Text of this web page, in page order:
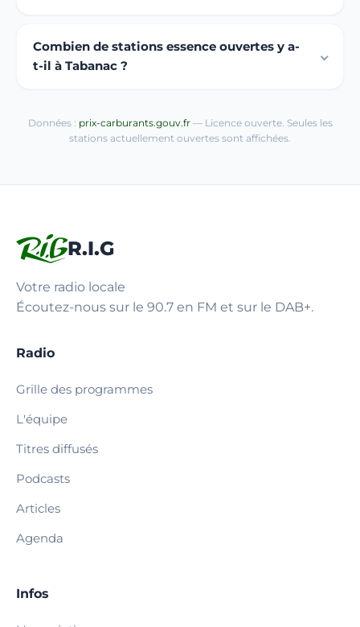
Combien de stations essence ouvertes y a-
t-il à Tabanac ?
Données : prix-carburants.gouv.fr— Licence ouverte. Seules les
stations actuellement ouvertes sont affichées.
R.I.G
Votre radio locale
Écoutez-nous sur le 90.7 en FM et sur le DAB+.
Radio
Grille des programmes
L'équipe
Titres diffusés
Podcasts
Articles
Agenda
Infos